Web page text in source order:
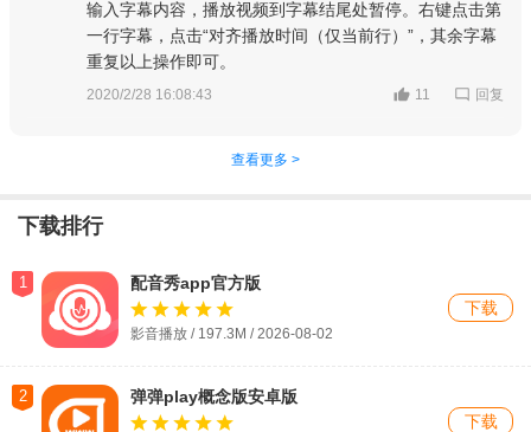
输入字幕内容，播放视频到字幕结尾处暂停。右键点击第
一行字幕，点击“对齐播放时间（仅当前行）”，其余字幕
重复以上操作即可。
2020/2/28 16:08:43 11 回复
查看更多 >
下载排行
1 配音秀app官方版
影音播放 / 197.3M / 2026-08-02
下载
2 弹弹play概念版安卓版
下载